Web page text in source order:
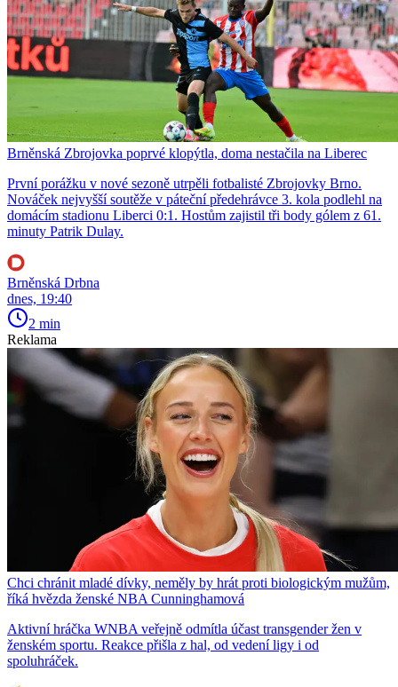
Brněnská Zbrojovka poprvé klopýtla, doma nestačila na Liberec
První porážku v nové sezoně utrpěli fotbalisté Zbrojovky Brno.
Nováček nejvyšší soutěže v páteční předehrávce 3. kola podlehl na
domácím stadionu Liberci 0:1. Hostům zajistil tři body gólem z 61.
minuty Patrik Dulay.
Brněnská Drbna
dnes, 19:40
2 min
Reklama
Chci chránit mladé dívky, neměly by hrát proti biologickým mužům,
říká hvězda ženské NBA Cunninghamová
Aktivní hráčka WNBA veřejně odmítla účast transgender žen v
ženském sportu. Reakce přišla z hal, od vedení ligy i od
spoluhráček.